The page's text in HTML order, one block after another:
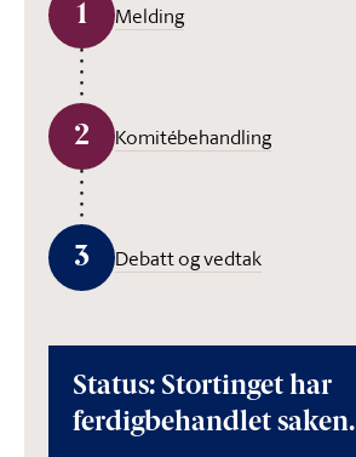
1 Melding
2 Komitébehandling
3 Debatt og vedtak
Status: Stortinget har
ferdigbehandlet saken.